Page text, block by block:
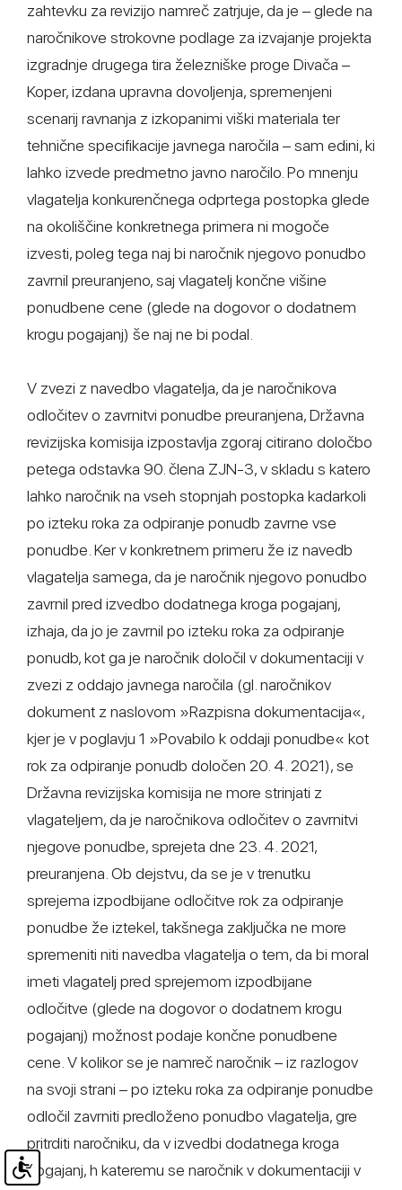
zahtevku za revizijo namreč zatrjuje, da je – glede na
naročnikove strokovne podlage za izvajanje projekta
izgradnje drugega tira železniške proge Divača –
Koper, izdana upravna dovoljenja, spremenjeni
scenarij ravnanja z izkopanimi viški materiala ter
tehnične specifikacije javnega naročila – sam edini, ki
lahko izvede predmetno javno naročilo. Po mnenju
vlagatelja konkurenčnega odprtega postopka glede
na okoliščine konkretnega primera ni mogoče
izvesti, poleg tega naj bi naročnik njegovo ponudbo
zavrnil preuranjeno, saj vlagatelj končne višine
ponudbene cene (glede na dogovor o dodatnem
krogu pogajanj) še naj ne bi podal.
V zvezi z navedbo vlagatelja, da je naročnikova
odločitev o zavrnitvi ponudbe preuranjena, Državna
revizijska komisija izpostavlja zgoraj citirano določbo
petega odstavka 90. člena ZJN-3, v skladu s katero
lahko naročnik na vseh stopnjah postopka kadarkoli
po izteku roka za odpiranje ponudb zavrne vse
ponudbe. Ker v konkretnem primeru že iz navedb
vlagatelja samega, da je naročnik njegovo ponudbo
zavrnil pred izvedbo dodatnega kroga pogajanj,
izhaja, da jo je zavrnil po izteku roka za odpiranje
ponudb, kot ga je naročnik določil v dokumentaciji v
zvezi z oddajo javnega naročila (gl. naročnikov
dokument z naslovom »Razpisna dokumentacija«,
kjer je v poglavju 1 »Povabilo k oddaji ponudbe« kot
rok za odpiranje ponudb določen 20. 4. 2021), se
Državna revizijska komisija ne more strinjati z
vlagateljem, da je naročnikova odločitev o zavrnitvi
njegove ponudbe, sprejeta dne 23. 4. 2021,
preuranjena. Ob dejstvu, da se je v trenutku
sprejema izpodbijane odločitve rok za odpiranje
ponudbe že iztekel, takšnega zaključka ne more
spremeniti niti navedba vlagatelja o tem, da bi moral
imeti vlagatelj pred sprejemom izpodbijane
odločitve (glede na dogovor o dodatnem krogu
pogajanj) možnost podaje končne ponudbene
cene. V kolikor se je namreč naročnik – iz razlogov
na svoji strani – po izteku roka za odpiranje ponudbe
odločil zavrniti predloženo ponudbo vlagatelja, gre
pritrditi naročniku, da v izvedbi dodatnega kroga
pogajanj, h kateremu se naročnik v dokumentaciji v